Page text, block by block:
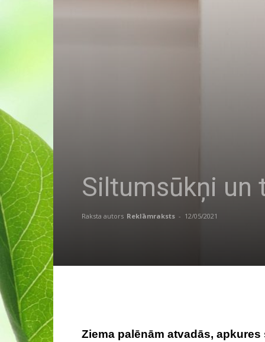
Siltumsūkņi un
Raksta autors Reklāmraksts - 12/05/2021
Ziema palēnām atvadās,